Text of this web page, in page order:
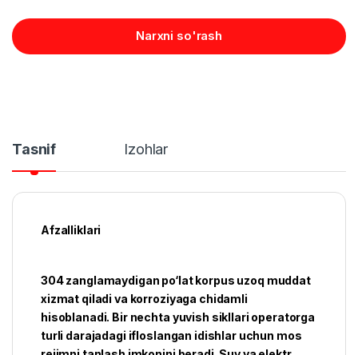
Narxni so'rash
Tasnif Izohlar
Afzalliklari
304 zanglamaydigan po‘lat korpus uzoq muddat
xizmat qiladi va korroziyaga chidamli
hisoblanadi. Bir nechta yuvish sikllari operatorga
turli darajadagi ifloslangan idishlar uchun mos